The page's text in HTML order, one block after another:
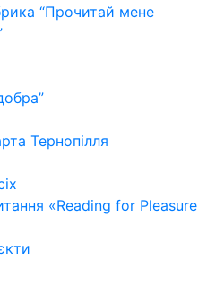
“Прочитай мене
Тернопілля
«Reading for Pleasure